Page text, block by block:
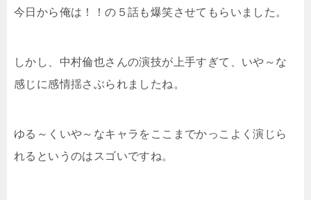
今日から俺は！！の５話も爆笑させてもらいました。
しかし、中村倫也さんの演技が上手すぎて、いや～な
感じに感情揺さぶられましたね。
ゆる～くいや～なキャラをここまでかっこよく演じら
れるというのはスゴいですね。